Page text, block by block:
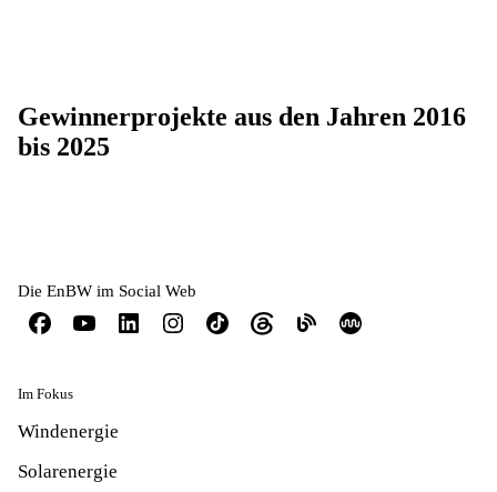
Gewinnerprojekte aus den Jahren 2016
bis 2025
Die EnBW im Social Web
Im Fokus
Windenergie
Solarenergie